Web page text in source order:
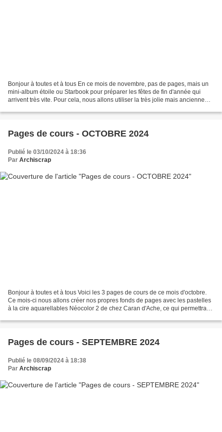
Bonjour à toutes et à tous En ce mois de novembre, pas de pages, mais un
mini-album étoile ou Starbook pour préparer les fêtes de fin d'année qui
arrivent très vite. Pour cela, nous allons utiliser la très jolie mais ancienne
Pages de cours - OCTOBRE 2024
Publié le 03/10/2024 à 18:36
Par Archiscrap
Bonjour à toutes et à tous Voici les 3 pages de cours de ce mois d'octobre.
Ce mois-ci nous allons créer nos propres fonds de pages avec les pastelles
à la cire aquarellables Néocolor 2 de chez Caran d'Ache, ce qui permettra
Pages de cours - SEPTEMBRE 2024
Publié le 08/09/2024 à 18:38
Par Archiscrap